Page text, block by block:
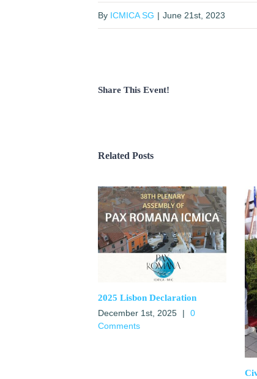
By ICMICA SG | June 21st, 2023
Share This Event!
Related Posts
2025 Lisbon Declaration
December 1st, 2025
|
0
Comments